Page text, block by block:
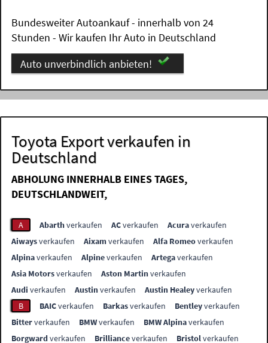
Bundesweiter Autoankauf - innerhalb von 24
Stunden - Wir kaufen Ihr Auto in Deutschland
Auto unverbindlich anbieten!
Toyota Export verkaufen in
Deutschland
ABHOLUNG INNERHALB EINES TAGES,
DEUTSCHLANDWEIT,
A Abarthverkaufen ACverkaufen Acuraverkaufen
Aiwaysverkaufen Aixamverkaufen Alfa Romeoverkaufen
Alpinaverkaufen Alpineverkaufen Artegaverkaufen
Asia Motorsverkaufen Aston Martinverkaufen
Audi verkaufen Austinverkaufen Austin Healeyverkaufen
B
BAICverkaufen Barkasverkaufen Bentleyverkaufen
Bitterverkaufen BMWverkaufen BMW Alpinaverkaufen
Borgwardverkaufen Brillianceverkaufen Bristolverkaufen